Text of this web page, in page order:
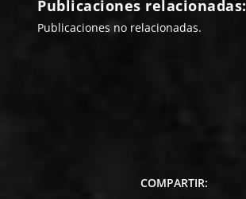
Publicaciones relacionadas:
Publicaciones no relacionadas.
COMPARTIR: